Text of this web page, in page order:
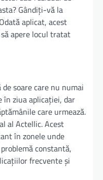
Gândiți-vă la
aplicat, acest
apere locul tratat
soare care nu numai
în ziua aplicației, dar
care urmează.
al Actellic. Acest
în zonele unde
constantă,
frecvente și